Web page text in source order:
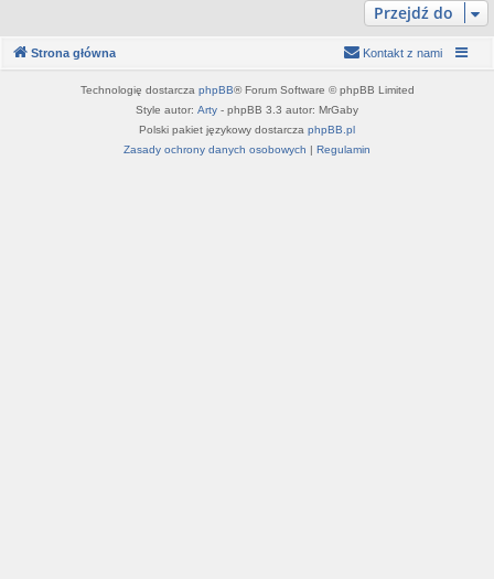
Przejdź do
Strona główna Kontakt z nami
Technologię dostarcza phpBB® Forum Software © phpBB Limited
Style autor: Arty - phpBB 3.3 autor: MrGaby
Polski pakiet językowy dostarcza phpBB.pl
Zasady ochrony danych osobowych | Regulamin